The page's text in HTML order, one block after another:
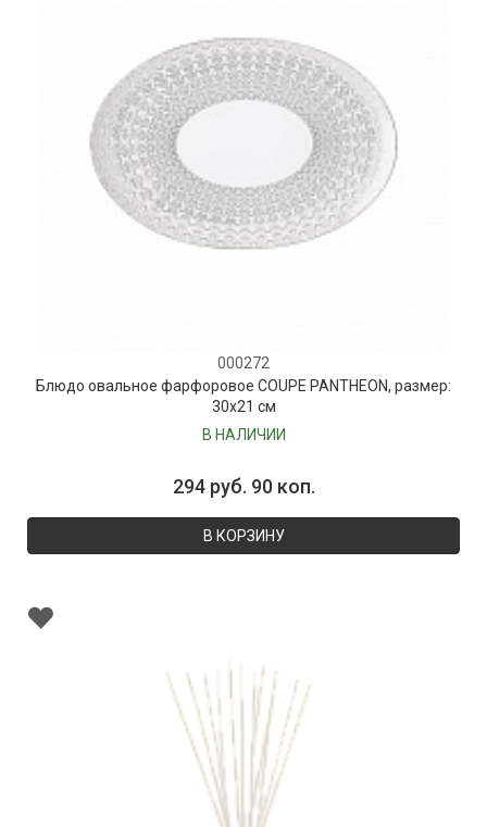
000272
Блюдо овальное фарфоровое COUPE PANTHEON, размер:
30х21 см
В НАЛИЧИИ
294 руб. 90 коп.
В КОРЗИНУ